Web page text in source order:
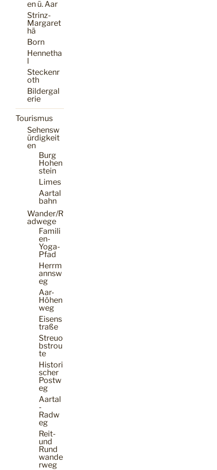
en ü. Aar
Strinz-
Margaret
hä
Born
Hennetha
l
Steckenr
oth
Bildergal
erie
Tourismus
Sehensw
ürdigkeit
en
Burg
Hohen
stein
Limes
Aartal
bahn
Wander/R
adwege
Famili
en-
Yoga-
Pfad
Herrm
annsw
eg
Aar-
Höhen
weg
Eisens
traße
Streuo
bstrou
te
Histori
scher
Postw
eg
Aartal
-
Radw
eg
Reit-
und
Rund
wande
rweg